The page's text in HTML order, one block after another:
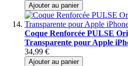
Ajouter au panier
Coque Renforcée PULSE
Transparente pour Apple
34,99 €
Ajouter au panier